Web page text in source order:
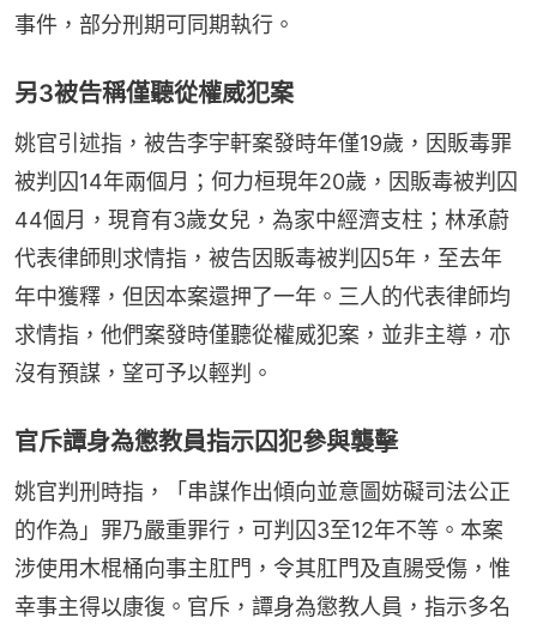
事件，部分刑期可同期執行。
另3被告稱僅聽從權威犯案
姚官引述指，被告李宇軒案發時年僅19歲，因販毒罪
被判囚14年兩個月；何力桓現年20歲，因販毒被判囚
44個月，現育有3歲女兒，為家中經濟支柱；林承蔚
代表律師則求情指，被告因販毒被判囚5年，至去年
年中獲釋，但因本案還押了一年。三人的代表律師均
求情指，他們案發時僅聽從權威犯案，並非主導，亦
沒有預謀，望可予以輕判。
官斥譚身為懲教員指示囚犯參與襲擊
姚官判刑時指，「串謀作出傾向並意圖妨礙司法公正
的作為」罪乃嚴重罪行，可判囚3至12年不等。本案
涉使用木棍桶向事主肛門，令其肛門及直腸受傷，惟
幸事主得以康復。官斥，譚身為懲教人員，指示多名